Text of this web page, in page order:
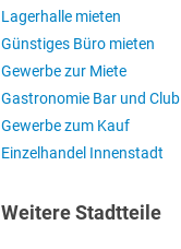
Lagerhalle mieten
Günstiges Büro mieten
Gewerbe zur Miete
Gastronomie Bar und Club
Gewerbe zum Kauf
Einzelhandel Innenstadt
Weitere Stadtteile